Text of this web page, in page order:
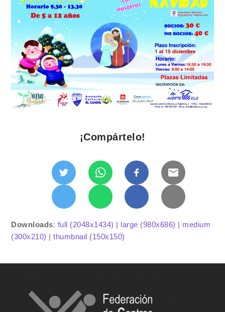
¡Compártelo!
Downloads: full (2048x1434) | large (980x686) | medium
(300x210) |thumbnail (150x150)